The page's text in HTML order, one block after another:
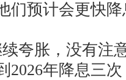
们预计会更快
胀，没有注
2026年降息三